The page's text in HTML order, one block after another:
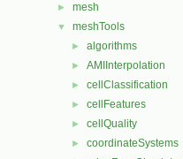
► mesh
▼ meshTools
► algorithms
► AMIInterpolation
► cellClassification
► cellFeatures
► cellQuality
► coordinateSystems